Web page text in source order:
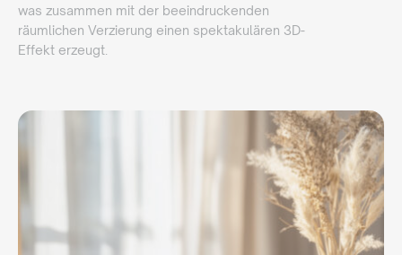
was zusammen mit der beeindruckenden
räumlichen Verzierung einen spektakulären 3D-
Effekt erzeugt.